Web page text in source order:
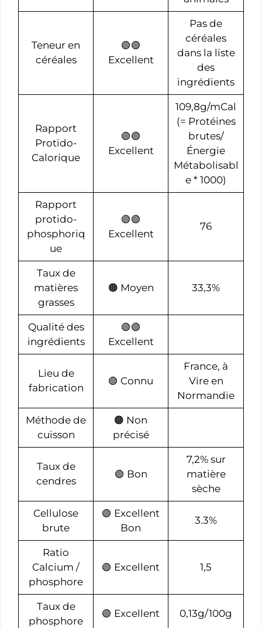
Teneur en
céréales
🟢🟢
Excellent
Pas de
céréales
dans la liste
des
ingrédients
Rapport
Protido-
Calorique
🟢🟢
Excellent
109,8g/mCal
(= Protéines
brutes/
Énergie
Métabolisabl
e * 1000)
Rapport
protido-
phosphoriq
ue
🟢🟢
Excellent
76
Taux de
matières
grasses
🟠 Moyen 33,3%
Qualité des
ingrédients
🟢🟢
Excellent
Lieu de
fabrication
🟢 Connu
France, à
Vire en
Normandie
Méthode de
cuisson
🟠 Non
précisé
Taux de
cendres
🟢 Bon
7,2% sur
matière
sèche
Cellulose
brute
🟢 Excellent
Bon
3.3%
Ratio
Calcium /
phosphore
🟢 Excellent 1,5
Taux de
phosphore
🟢 Excellent 0,13g/100g